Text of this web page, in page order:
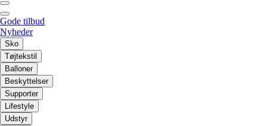
Gode tilbud
Nyheder
Sko
Tøjtekstil
Balloner
Beskyttelser
Supporter
Lifestyle
Udstyr